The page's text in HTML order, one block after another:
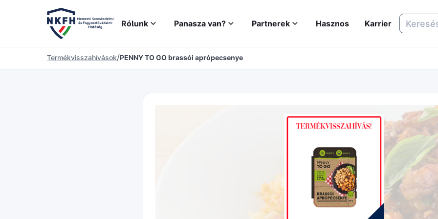
Rólunk Panasza van? Partnerek Hasznos Karrier
Termékvisszahívások/PENNY TO GO brassói aprópecsenye